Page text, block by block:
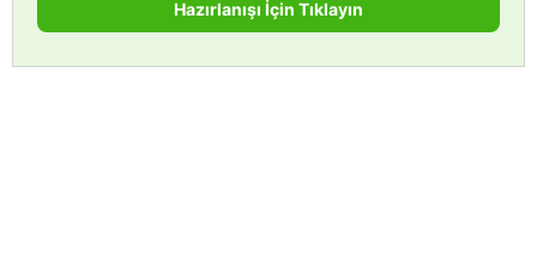
Hazırlanışı İçin Tıklayın